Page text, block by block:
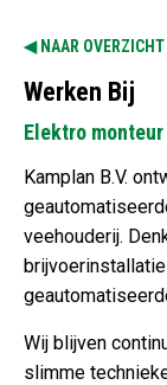
NAAR OVERZICHT
Werken Bij
Elektro
Kamplan B.V.
veehouderij.
Wij blijven
slimme